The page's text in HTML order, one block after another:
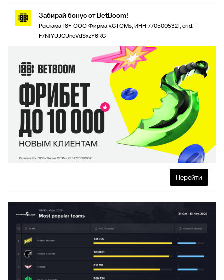
Забирай бонус от BetBoom!
Реклама 18+ ООО Фирма «СТОМ», ИНН 7705005321, erid:
F7NfYUJCUneVdSxzY6RC
Перейти